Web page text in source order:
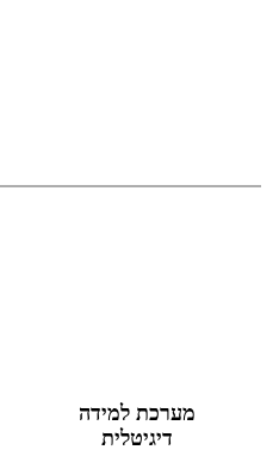
מערכת למידה
דיגיטלית